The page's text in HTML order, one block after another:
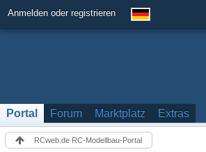
Anmelden oder registrieren
Portal Forum Marktplatz Extras
RCweb.de RC-Modellbau-Portal